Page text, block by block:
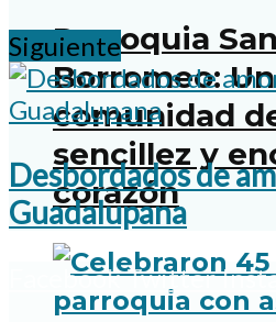
Parroquia
Borromeo:
comunidad
sencillez y
corazón
Siguiente
Desbordados de
Guadalupana
FacebookTwitter